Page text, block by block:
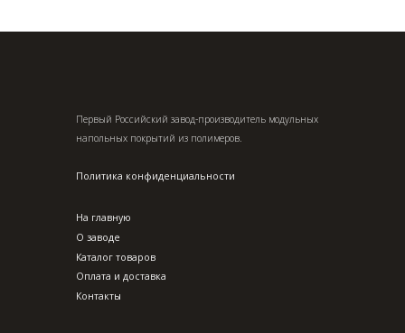
Первый Российский завод-производитель модульных
напольных покрытий из полимеров.
Политика конфиденциальности
На главную
О заводе
Каталог товаров
Оплата и доставка
Контакты